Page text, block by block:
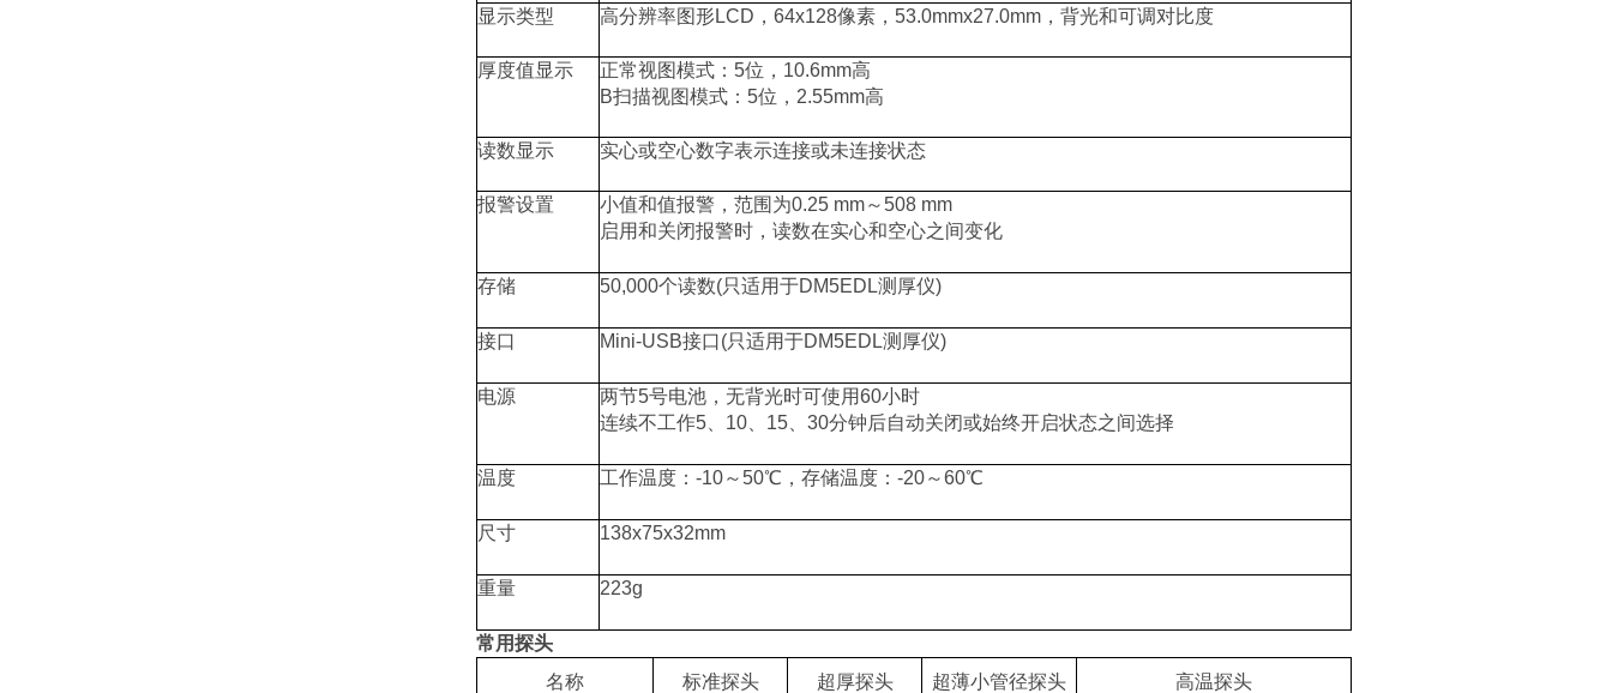
显示类型 高分辨率图形 LCD ， 64x128像素， 53.0mmx27.0mm ，背光和可调对比度
厚度值显示 正常视图模式： 5位， 10.6mm高
B扫描视图模式： 5位， 2.55mm高
读数显示 实心或空心数字表示连接或未连接状态
报警设置 小值和值报警，范围为0.25 mm～ 508 mm
启用和关闭报警时，读数在实心和空心之间变化
存储 50,000个读数(只适用于DM5EDL测厚仪)
接口 Mini-USB接口(只适用于DM5EDL测厚仪)
电源 两节5号电池，无背光时可使用60小时
连续不工作5 10 15 30分钟后自动关闭或始终开启状态之间选择
温度 工作温度： -10～ 50℃ ，存储温度： -20～60℃
尺寸 138x75x32mm
重量 223g
常用探头
名称
标准探头 超厚探头 超薄小管径探头 高温探头